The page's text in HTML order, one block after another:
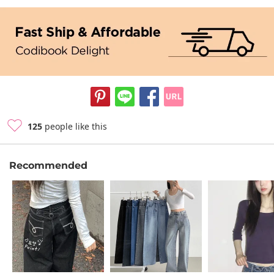
125 people like this
Recommended